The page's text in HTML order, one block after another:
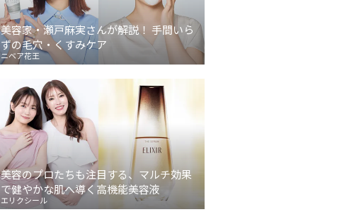
美容家・瀬戸麻実さんが解説！ 手間いら
ずの毛穴・くすみケア
ニベア花王
美容のプロたちも注目する、マルチ効果
で健やかな肌へ導く高機能美容液
エリクシール